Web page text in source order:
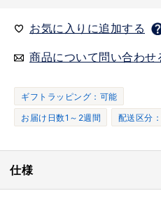
お気に入りに追加する
商品について問い合わせ
ギフトラッピング：可能
お届け日数1～2週間
配送区分
仕様